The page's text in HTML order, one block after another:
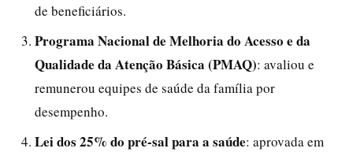
de beneficiários.
Programa Nacional de Melhoria do Acesso e da
Qualidade da Atenção Básica (PMAQ): avaliou e
remunerou equipes de saúde da família por
desempenho.
Lei dos 25% do pré-sal para a saúde: aprovada em